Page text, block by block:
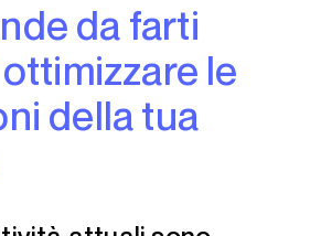
le
della tua